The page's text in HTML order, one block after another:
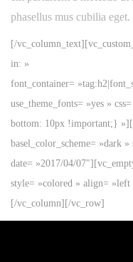
phasellus mus cubilia eget.
[/
in: »
font_container=
use_theme_fonts= »yes »
bottom: 10px !important;}
basel_color_scheme= »dark
date= »2017/04/
style= »colored » align=
[/vc_column][/vc_row]